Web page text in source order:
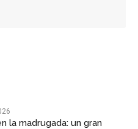
la madrugada: un gran